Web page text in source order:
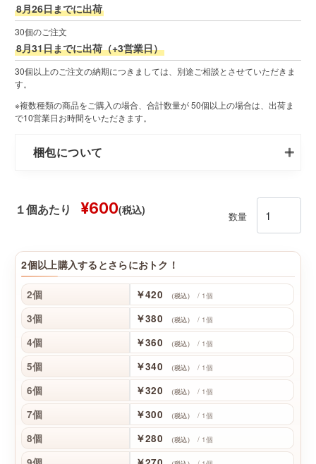
8月26日までに出荷
30個のご注文
8月31日までに出荷（+3営業日）
30個以上のご注文の納期につきましては、別途ご相談とさせていただきま
す。
※複数種類の商品をご購入の場合、合計数量が 50個以上の場合は、出荷ま
で10営業日お時間をいただきます。
梱包について
１個あたり ¥600(税込)
数量
2個以上購入するとさらにおトク！
2個 ￥420 （税込） / 1個
3個 ￥380 （税込） / 1個
4個 ￥360 （税込） / 1個
5個 ￥340 （税込） / 1個
6個 ￥320 （税込） / 1個
7個 ￥300 （税込） / 1個
8個 ￥280 （税込） / 1個